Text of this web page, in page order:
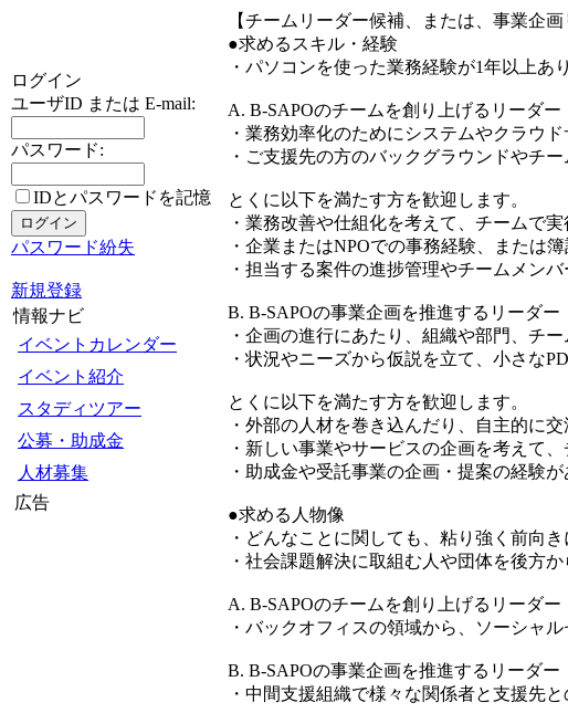
ログイン
ユーザID または E-mail:
パスワード:
IDとパスワードを記憶
パスワード紛失
新規登録
情報ナビ
イベントカレンダー
イベント紹介
スタディツアー
公募・助成金
人材募集
広告
【チームリーダー候補、または、事業企画
●求めるスキル・経験
・パソコンを使った業務経験が1年以上あ
A. B-SAPOのチームを創り上げるリーダー
・業務効率化のためにシステムやクラウ
・ご支援先の方のバックグラウンドやチ
とくに以下を満たす方を歓迎します。
・業務改善や仕組化を考えて、チームで
・企業またはNPOでの事務経験、または
・担当する案件の進捗管理やチームメン
B. B-SAPOの事業企画を推進するリーダー
・企画の進行にあたり、組織や部門、チ
・状況やニーズから仮説を立て、小さな
とくに以下を満たす方を歓迎します。
・外部の人材を巻き込んだり、自主的に
・新しい事業やサービスの企画を考えて
・助成金や受託事業の企画・提案の経験
●求める人物像
・どんなことに関しても、粘り強く前向
・社会課題解決に取組む人や団体を後方
A. B-SAPOのチームを創り上げるリーダー
・バックオフィスの領域から、ソーシャ
B. B-SAPOの事業企画を推進するリーダー
・中間支援組織で様々な関係者と支援先